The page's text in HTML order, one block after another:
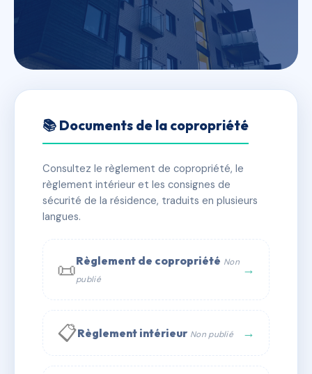
RESIDENCE NUNGESSER 1 -
MS3530
📍 64 RUE DE LA GARE DE MARLY 59300
VALENCIENNES
✓ Immatriculée
📞 Contacter Syndic Digital 💬 WhatsApp
✉ Email
📚 Documents de la copropriété
Consultez le règlement de copropriété, le
règlement intérieur et les consignes de
sécurité de la résidence, traduits en plusieurs
langues.
📜Règlement de copropriété Non
publié
→
📋Règlement intérieur Non publié →